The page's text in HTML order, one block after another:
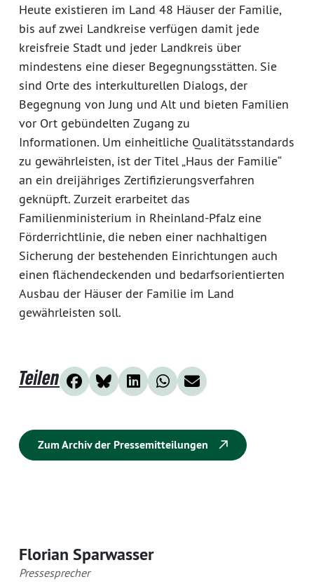
Heute existieren im Land 48 Häuser der Familie,
bis auf zwei Landkreise verfügen damit jede
kreisfreie Stadt und jeder Landkreis über
mindestens eine dieser Begegnungsstätten. Sie
sind Orte des interkulturellen Dialogs, der
Begegnung von Jung und Alt und bieten Familien
vor Ort gebündelten Zugang zu
Informationen. Um einheitliche Qualitätsstandards
zu gewährleisten, ist der Titel „Haus der Familie“
an ein dreijähriges Zertifizierungsverfahren
geknüpft. Zurzeit erarbeitet das
Familienministerium in Rheinland-Pfalz eine
Förderrichtlinie, die neben einer nachhaltigen
Sicherung der bestehenden Einrichtungen auch
einen flächendeckenden und bedarfsorientierten
Ausbau der Häuser der Familie im Land
gewährleisten soll.
Teilen
Zum Archiv der Pressemitteilungen
Florian Sparwasser
Pressesprecher